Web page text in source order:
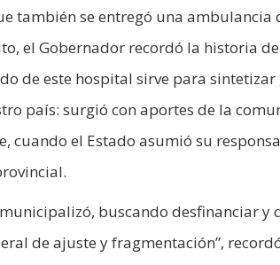
también se entregó una
el Gobernador recordó la historia
de este hospital sirve para
país: surgió con aportes de la
cuando el Estado asumió su
buscando desfinanciar y
de ajuste y fragmentación”,